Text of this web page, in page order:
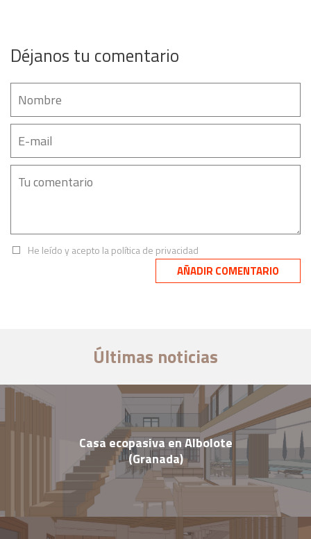
Déjanos tu comentario
He leído y acepto lapolítica de privacidad
Últimas noticias
Casa ecopasiva en Albolote
(Granada)